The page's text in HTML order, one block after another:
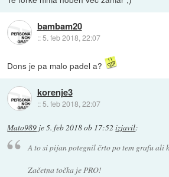
bambam20
::5. feb 2018, 22:07
Dons je pa malo padel a?
korenje3
:: 5. feb 2018, 22:07
Mato989 je5. feb 2018 ob 17:52 izjavil:
A to si pijan potegnil črto po tem grafu ali
Začetna točka je PRO!